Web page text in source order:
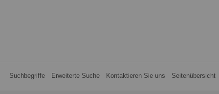
Suchbegriffe Erweiterte Suche Kontaktieren Sie uns Seitenübersicht